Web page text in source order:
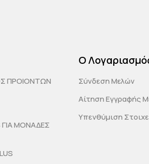
ΠΡΟΙΟΝΤΩΝ
ΓΙΑ ΜΟΝΑΔΕΣ
Ο
Σύνδεση Μελών
Αίτηση Εγγραφής
Υπενθύμιση